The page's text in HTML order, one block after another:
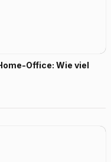
Office: Wie viel